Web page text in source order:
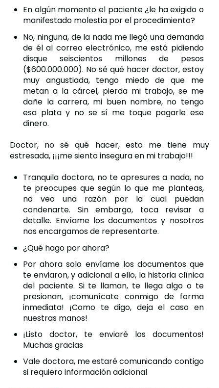
En algún momento el paciente ¿le ha exigido o
manifestado molestia por el procedimiento?
No, ninguna, de la nada me llegó una demanda
de él al correo electrónico, me está pidiendo
disque seiscientos millones de pesos
($600.000.000). No sé qué hacer doctor, estoy
muy angustiada, tengo miedo de que me
metan a la cárcel, pierda mi trabajo, se me
dañe la carrera, mi buen nombre, no tengo
esa plata y no se sí me toque pagarle ese
dinero.
Doctor, no sé qué hacer, esto me tiene muy
estresada, ¡¡¡me siento insegura en mi trabajo!!!
Tranquila doctora, no te apresures a nada, no
te preocupes que según lo que me planteas,
no veo una razón por la cual puedan
condenarte. Sin embargo, toca revisar a
detalle. Envíame los documentos y nosotros
nos encargamos de representarte.
¿Qué hago por ahora?
Por ahora solo envíame los documentos que
te enviaron, y adicional a ello, la historia clínica
del paciente. Si te llaman, te llega algo o te
presionan, ¡comunícate conmigo de forma
inmediata! ¡Como te digo, deja el caso en
nuestras manos!
¡Listo doctor, te enviaré los documentos!
Muchas gracias
Vale doctora, me estaré comunicando contigo
si requiero información adicional